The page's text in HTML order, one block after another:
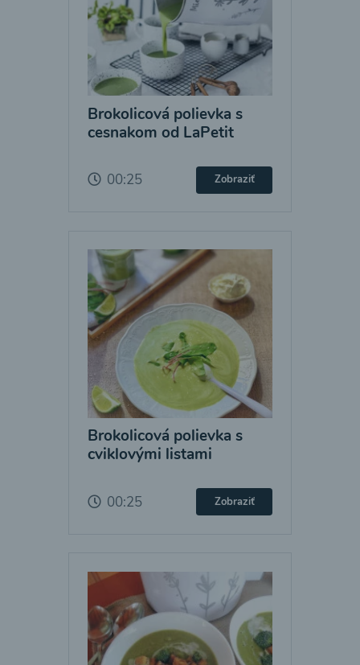
Brokolicová polievka s
cesnakom od LaPetit
00:25 Zobraziť
Brokolicová polievka s
cviklovými listami
00:25 Zobraziť